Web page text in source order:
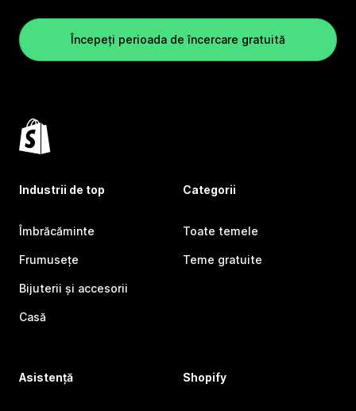
Începeți perioada de încercare gratuită
Industrii de top
Îmbrăcăminte
Frumusețe
Bijuterii și accesorii
Casă
Categorii
Toate temele
Teme gratuite
Asistență Shopify